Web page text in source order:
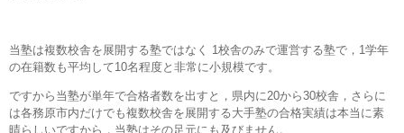
当塾は複数校舎を展開する塾ではなく 1校舎のみで運営する塾で，1学年
の在籍数も平均して10名程度と非常に小規模です。
ですから当塾が単年で合格者数を出すと，県内に20から30校舎，さらに
は各務原市内だけでも複数校舎を展開する大手塾の合格実績は本当に素
晴らしいですから，当塾はその足元にも及びません。